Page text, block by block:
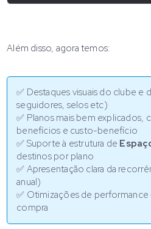
Além disso, agora temos:
✅ Destaques visuais do clube e
seguidores, selos etc)
✅ Planos mais bem explicados,
benefícios e custo-benefício
✅ Suporte à estrutura de
destinos por plano
✅ Apresentação clara da
anual)
✅ Otimizações de performance
compra